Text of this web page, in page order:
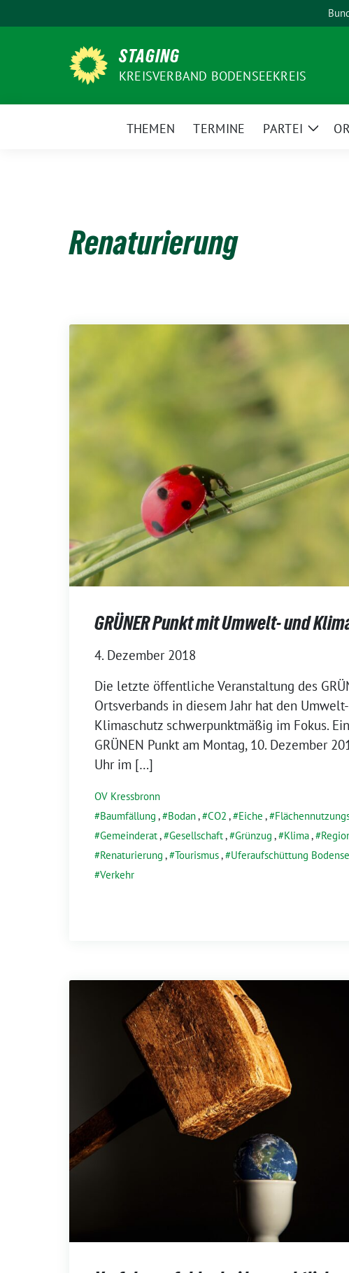
zum
STAGING
KREISVERBAND BODENSEEKREIS
THEMEN TERMINE PARTEI
Zeige
Renaturierung
GRÜNER Punkt mit Umwelt- und
4. Dezember 2018
Die letz­te öffent­li­che Veranstaltung des
Ortsverbands in die­sem Jahr hat den
Klimaschutz schwer­punkt­mä­ßig im Fokus.
GRÜNEN Punkt am Montag, 10. Dezember
Uhr im […]
OV Kressbronn
Baumfällung , Bodan, CO2 , Eiche ,
Gemeinderat, Gesellschaft, Grünzug , Klima,
Renaturierung , Tourismus, Uferaufschüttung
Verkehr